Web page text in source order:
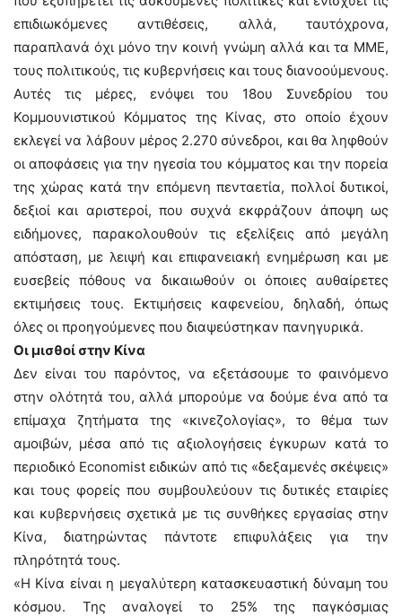
επιδιωκόμενες αντιθέσεις, αλλά, ταυτόχρονα,
παραπλανά όχι μόνο την κοινή γνώμη αλλά και τα ΜΜΕ,
τους πολιτικούς, τις κυβερνήσεις και τους διανοούμενους.
Αυτές τις μέρες, ενόψει του 18ου Συνεδρίου του
Κομμουνιστικού Κόμματος της Κίνας, στο οποίο έχουν
εκλεγεί να λάβουν μέρος 2.270 σύνεδροι, και θα ληφθούν
οι αποφάσεις για την ηγεσία του κόμματος και την πορεία
της χώρας κατά την επόμενη πενταετία, πολλοί δυτικοί,
δεξιοί και αριστεροί, που συχνά εκφράζουν άποψη ως
ειδήμονες, παρακολουθούν τις εξελίξεις από μεγάλη
απόσταση, με λειψή και επιφανειακή ενημέρωση και με
ευσεβείς πόθους να δικαιωθούν οι όποιες αυθαίρετες
εκτιμήσεις τους. Εκτιμήσεις καφενείου, δηλαδή, όπως
όλες οι προηγούμενες που διαψεύστηκαν πανηγυρικά.
Οι μισθοί στην Κίνα
Δεν είναι του παρόντος, να εξετάσουμε το φαινόμενο
στην ολότητά του, αλλά μπορούμε να δούμε ένα από τα
επίμαχα ζητήματα της «κινεζολογίας», το θέμα των
αμοιβών, μέσα από τις αξιολογήσεις έγκυρων κατά το
περιοδικό Economist ειδικών από τις «δεξαμενές σκέψεις»
και τους φορείς που συμβουλεύουν τις δυτικές εταιρίες
και κυβερνήσεις σχετικά με τις συνθήκες εργασίας στην
Κίνα, διατηρώντας πάντοτε επιφυλάξεις για την
πληρότητά τους.
«Η Κίνα είναι η μεγαλύτερη κατασκευαστική δύναμη του
κόσμου. Της αναλογεί το 25% της παγκόσμιας